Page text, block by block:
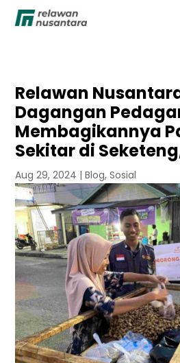
Relawan
Dagangan
Membagikannya
Sekitar di
Aug 29, 2024 |Blog,Sosial